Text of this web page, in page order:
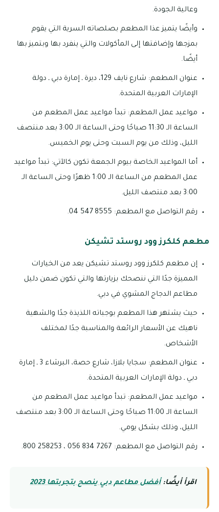
وعالية الجودة.
وأيضًا يتميز عذا المطعم بصلصاته السرية التي يقوم
بمزجها وإضافتها إلى المأكولات والتي ينفرد بها وبتميز بها
أيضًا.
عنوان المطعم: شارع نايف 129، ديرة ـ إمارة دبي ـ دولة
الإمارات العربية المتحدة.
مواعيد عمل المطعم: تبدأ مواعيد عمل المطعم من
الساعة الـ 11:30 صباحًا وحتى الساعة الـ 3:00 بعد منتصف
الليل، وذلك من يوم السبت وحتى يوم الخميس.
أما المواعيد الخاصة بيوم الجمعة تكون كالآتي: تبدأ مواعيد
عمل المطعم من الساعة الـ 1:00 ظهرًا وحتى الساعة الـ
3:00 بعد منتصف الليل.
رقم التواصل مع المطعم: 8555 547 04.
مطعم كلكرز وود روستد تشيكن
إن مطعم كلكرز وود روستد تشيكن يعد من الخيارات
المميزة جدًا التي ننصحك بزيارتها والتي تكون ضمن دليل
مطاعم الدجاج المشوي في دبي.
حيث يشتهر هذا المطعم بوجباته اللذيذة جدًا والشهية
ناهيك عن الأسعار الرائعة والمناسبة جدًا لمختلف
الأشخاص.
عنوان المطعم: سجايا بلازا، شارع حصة، البرشاء 3 ـ إمارة
دبي ـ دولة الإمارات العربية المتحدة.
مواعيد عمل المطعم: تبدأ مواعيد عمل المطعم من
الساعة الـ 11:00 صباحًا وحتى الساعة الـ 3:00 بعد منتصف
الليل، وذلك بشكل يومي.
رقم التواصل مع المطعم: 7267 834 056 ، 258253 800.
اقرأ أيضًا:أفضل مطاعم دبي ينصح بتجربتها 2023